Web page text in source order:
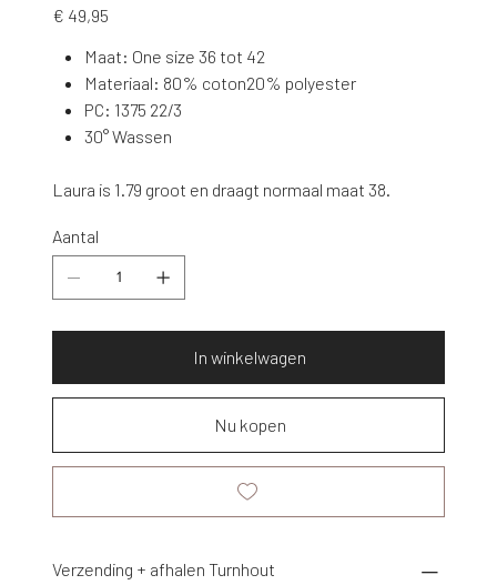
Prijs
€ 49,95
Maat: One size 36 tot 42
Materiaal: 80% coton20% polyester
PC: 1375 22/3
30° Wassen
Laura is 1.79 groot en draagt normaal maat 38.
Aantal
In winkelwagen
Nu kopen
Verzending + afhalen Turnhout